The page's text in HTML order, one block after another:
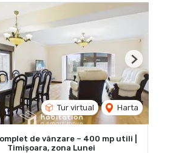
Tur virtual Harta
Next
de vânzare – 400 mp utili |
Timișoara, zona Lunei